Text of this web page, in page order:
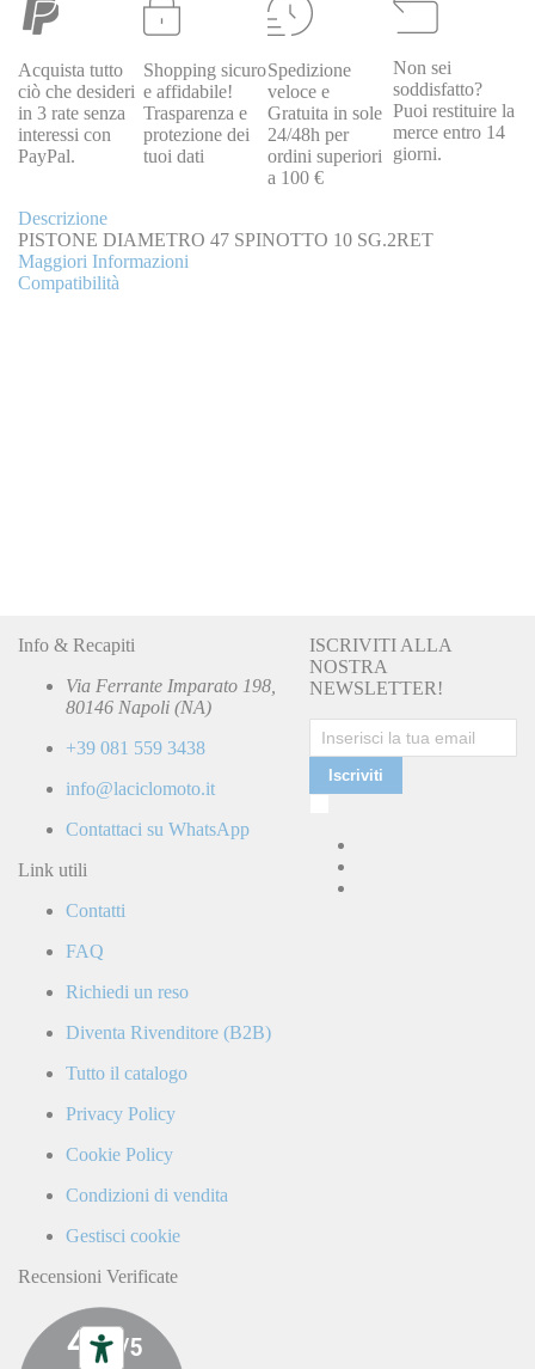
Acquista tutto
ciò che desideri
in 3 rate senza
interessi con
PayPal.
Shopping sicuro
e affidabile!
Trasparenza e
protezione dei
tuoi dati
Spedizione
veloce e
Gratuita in sole
24/48h per
ordini superiori
a 100 €
Non sei
soddisfatto?
Puoi restituire la
merce entro 14
giorni.
Descrizione
PISTONE DIAMETRO 47 SPINOTTO 10 SG.2RET
Maggiori Informazioni
Compatibilità
Info & Recapiti
Via Ferrante Imparato 198,
80146 Napoli (NA)
+39 081 559 3438
info@laciclomoto.it
Contattaci su WhatsApp
Link utili
Contatti
FAQ
Richiedi un reso
Diventa Rivenditore (B2B)
Tutto il catalogo
Privacy Policy
Cookie Policy
Condizioni di vendita
Gestisci cookie
Recensioni Verificate
ISCRIVITI ALLA
NOSTRA
NEWSLETTER!
Iscriviti
e
accetto
la